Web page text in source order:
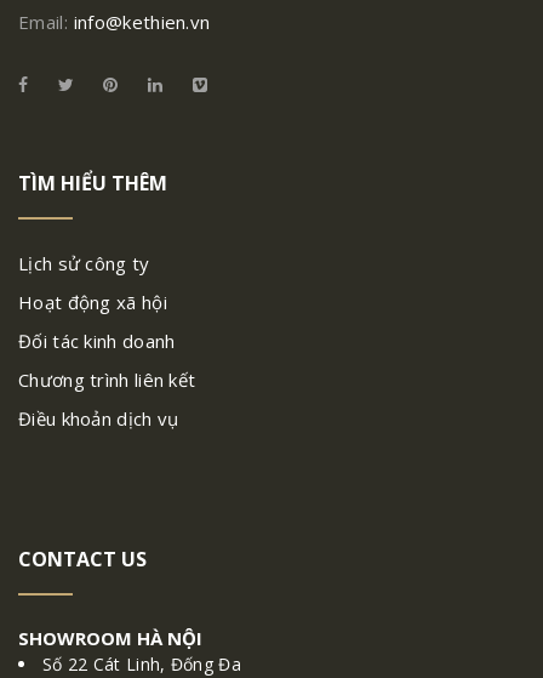
Email: info@kethien.vn
TÌM HIỂU THÊM
Lịch sử công ty
Hoạt động xã hội
Đối tác kinh doanh
Chương trình liên kết
Điều khoản dịch vụ
CONTACT US
SHOWROOM HÀ NỘI
Số 22 Cát Linh, Đống Đa